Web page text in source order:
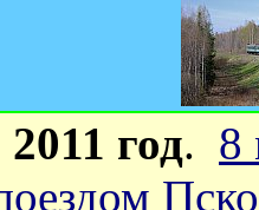
2011 год. 8